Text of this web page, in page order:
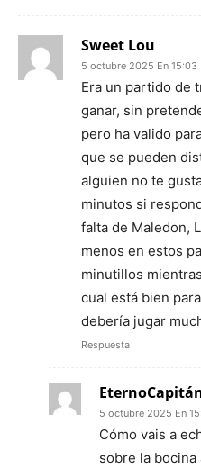
Sweet Lou
5 octubre 2025 En 15:03
Era un partido de
ganar, sin
pero ha valido
que se pueden
alguien no te
minutos si
falta de Maledon,
menos en estos
minutillos
cual está bien
debería jugar
Respuesta
5 octubre 2025 En
Cómo vais a
sobre la